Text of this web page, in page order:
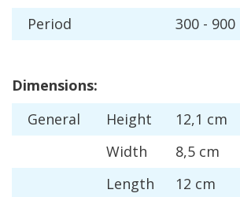
Period
300 - 900
Dimensions:
General
Height 12,1 cm
Width
8,5 cm
Length
12 cm